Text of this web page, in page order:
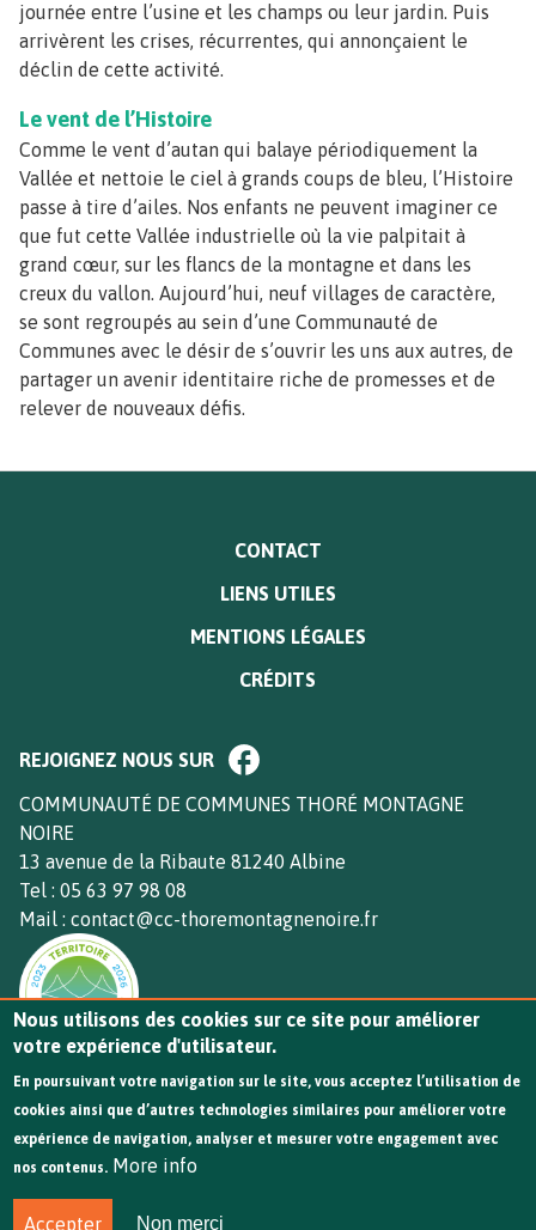
journée entre l’usine et les champs ou leur jardin. Puis
arrivèrent les crises, récurrentes, qui annonçaient le
déclin de cette activité.
Le vent de l’Histoire
Comme le vent d’autan qui balaye périodiquement la
Vallée et nettoie le ciel à grands coups de bleu, l’Histoire
passe à tire d’ailes. Nos enfants ne peuvent imaginer ce
que fut cette Vallée industrielle où la vie palpitait à
grand cœur, sur les flancs de la montagne et dans les
creux du vallon. Aujourd’hui, neuf villages de caractère,
se sont regroupés au sein d’une Communauté de
Communes avec le désir de s’ouvrir les uns aux autres, de
partager un avenir identitaire riche de promesses et de
relever de nouveaux défis.
CONTACT
LIENS UTILES
MENTIONS LÉGALES
CRÉDITS
de
bloc
Texte
footer
COMMUNAUTÉ DE COMMUNES THORÉ MONTAGNE
NOIRE
13 avenue de la Ribaute 81240 Albine
Tel : 05 63 97 98 08
Mail : contact@cc-thoremontagnenoire.fr
REJOIGNEZ NOUS SUR
© 2024 Communauté de communes Thoré Montagne
Nous utilisons des cookies sur ce site pour améliorer
votre expérience d'utilisateur.
En poursuivant votre navigation sur le site, vous acceptez l’utilisation de
cookies ainsi que d’autres technologies similaires pour améliorer votre
expérience de navigation, analyser et mesurer votre engagement avec
nos contenus. More info
Accepter Non merci